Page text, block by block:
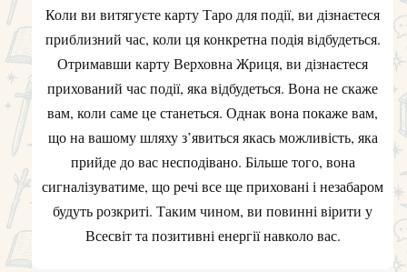
Коли ви витягуєте карту Таро для події, ви дізнаєтеся
приблизний час, коли ця конкретна подія відбудеться.
Отримавши карту Верховна Жриця, ви дізнаєтеся
прихований час події, яка відбудеться. Вона не скаже
вам, коли саме це станеться. Однак вона покаже вам,
що на вашому шляху з’явиться якась можливість, яка
прийде до вас несподівано. Більше того, вона
сигналізуватиме, що речі все ще приховані і незабаром
будуть розкриті. Таким чином, ви повинні вірити у
Всесвіт та позитивні енергії навколо вас.